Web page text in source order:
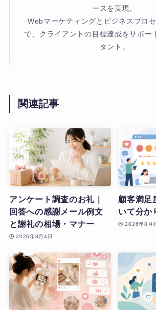
ースを実現。
Webマーケティングとビジネスプロ
で、クライアントの目標達成をサポー
タント。
関連記事
アンケート調査のお礼｜
回答への感謝メール例文
と謝礼の相場・マナー
2026年8月4日
顧客満足
いて分か
2026年8月4